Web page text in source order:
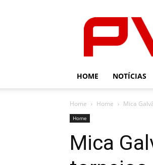
HOME NOTÍCIAS
Home Home Mica
Home
Mica